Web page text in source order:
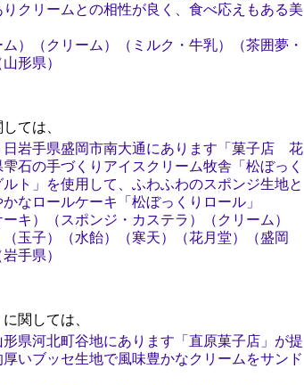
クリームとの相性が良く、食べ応えもある美
）（クリーム）（ミルク・牛乳）（茶囲夢・
形県）
ては、
日岩手県盛岡市南大通にあります「菓子店 花
石の手づくりアイスクリーム牧舎「松ぼっく
ト」を使用して、ふわふわのスポンジ生地と
なロールケーキ「松ぼっくりロール」
キ）（スポンジ・カステラ）（クリーム）
玉子）（水飴）（寒天）（花月堂）（盛岡
手県）
関しては、
県河北町谷地にあります「直原菓子店」が提
いブッセ生地で風味豊かなクリームをサンド